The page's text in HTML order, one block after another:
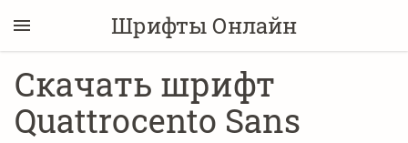
Шрифты Онлайн
Скачать шрифт
Quattrocento Sans